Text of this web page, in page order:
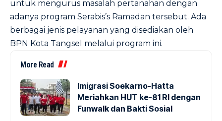
untuk mengurus masalah pertanahan dengan
adanya program Serabis’s Ramadan tersebut. Ada
berbagai jenis pelayanan yang disediakan oleh
BPN Kota Tangsel melalui program ini.
More Read
Imigrasi Soekarno-Hatta
Meriahkan HUT ke-81 RI dengan
Funwalk dan Bakti Sosial